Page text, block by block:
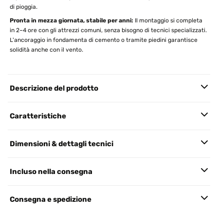
di pioggia.
Pronta in mezza giornata, stabile per anni: Il montaggio si completa
in 2–4 ore con gli attrezzi comuni, senza bisogno di tecnici specializzati.
L'ancoraggio in fondamenta di cemento o tramite piedini garantisce
solidità anche con il vento.
Descrizione del prodotto
Caratteristiche
Dimensioni & dettagli tecnici
Incluso nella consegna
Consegna e spedizione